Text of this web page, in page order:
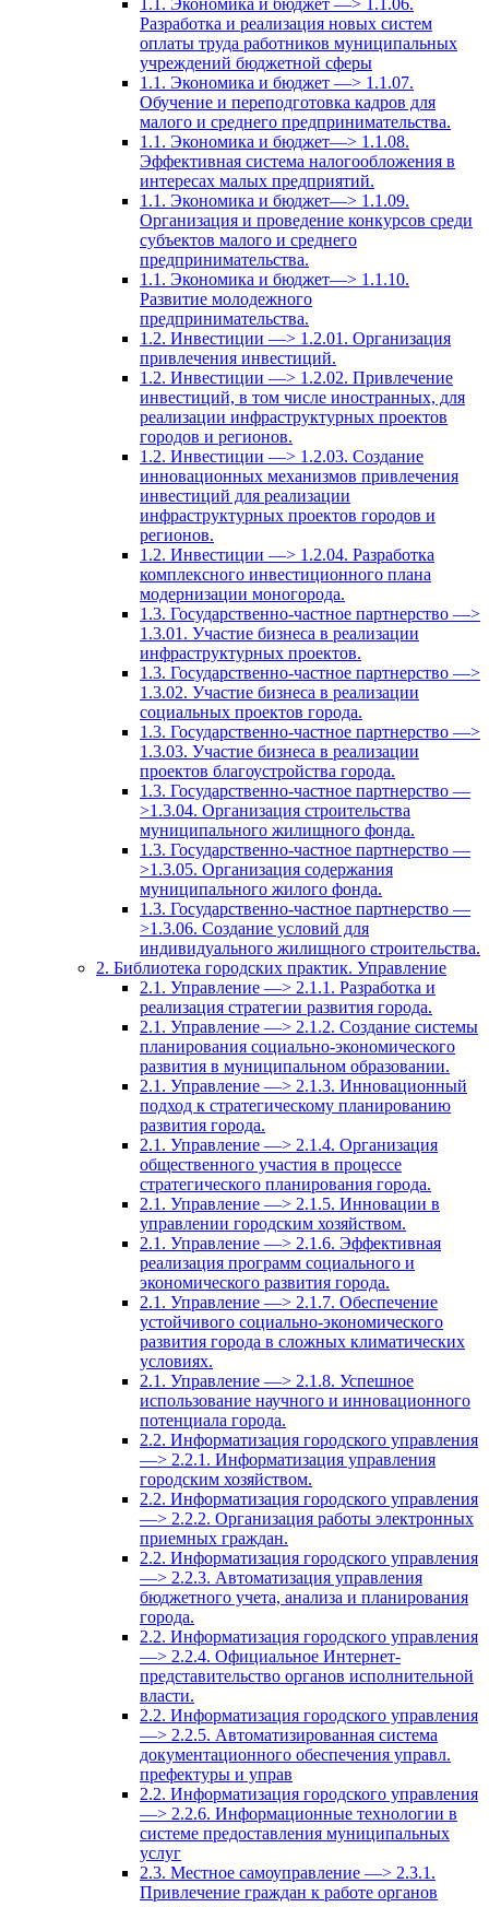
1.1. Экономика и бюджет —> 1.1.06.
Разработка и реализация новых систем
оплаты труда работников муниципальных
учреждений бюджетной сферы
1.1. Экономика и бюджет —> 1.1.07.
Обучение и переподготовка кадров для
малого и среднего предпринимательства.
1.1. Экономика и бюджет—> 1.1.08.
Эффективная система налогообложения в
интересах малых предприятий.
1.1. Экономика и бюджет—> 1.1.09.
Организация и проведение конкурсов среди
субъектов малого и среднего
предпринимательства.
1.1. Экономика и бюджет—> 1.1.10.
Развитие молодежного
предпринимательства.
1.2. Инвестиции —> 1.2.01. Организация
привлечения инвестиций.
1.2. Инвестиции —> 1.2.02. Привлечение
инвестиций, в том числе иностранных, для
реализации инфраструктурных проектов
городов и регионов.
1.2. Инвестиции —> 1.2.03. Создание
инновационных механизмов привлечения
инвестиций для реализации
инфраструктурных проектов городов и
регионов.
1.2. Инвестиции —> 1.2.04. Разработка
комплексного инвестиционного плана
модернизации моногорода.
1.3. Государственно-частное партнерство —>
1.3.01. Участие бизнеса в реализации
инфраструктурных проектов.
1.3. Государственно-частное партнерство —>
1.3.02. Участие бизнеса в реализации
социальных проектов города.
1.3. Государственно-частное партнерство —>
1.3.03. Участие бизнеса в реализации
проектов благоустройства города.
1.3. Государственно-частное партнерство —
>1.3.04. Организация строительства
муниципального жилищного фонда.
1.3. Государственно-частное партнерство —
>1.3.05. Организация содержания
муниципального жилого фонда.
1.3. Государственно-частное партнерство —
>1.3.06. Создание условий для
индивидуального жилищного строительства.
2. Библиотека городских практик. Управление
2.1. Управление —> 2.1.1. Разработка и
реализация стратегии развития города.
2.1. Управление —> 2.1.2. Создание системы
планирования социально-экономического
развития в муниципальном образовании.
2.1. Управление —> 2.1.3. Инновационный
подход к стратегическому планированию
развития города.
2.1. Управление —> 2.1.4. Организация
общественного участия в процессе
стратегического планирования города.
2.1. Управление —> 2.1.5. Инновации в
управлении городским хозяйством.
2.1. Управление —> 2.1.6. Эффективная
реализация программ социального и
экономического развития города.
2.1. Управление —> 2.1.7. Обеспечение
устойчивого социально-экономического
развития города в сложных климатических
условиях.
2.1. Управление —> 2.1.8. Успешное
использование научного и инновационного
потенциала города.
2.2. Информатизация городского управления
—> 2.2.1. Информатизация управления
городским хозяйством.
2.2. Информатизация городского управления
—> 2.2.2. Организация работы электронных
приемных граждан.
2.2. Информатизация городского управления
—> 2.2.3. Автоматизация управления
бюджетного учета, анализа и планирования
города.
2.2. Информатизация городского управления
—> 2.2.4. Официальное Интернет-
представительство органов исполнительной
власти.
2.2. Информатизация городского управления
—> 2.2.5. Автоматизированная система
документационного обеспечения управл.
префектуры и управ
2.2. Информатизация городского управления
—> 2.2.6. Информационные технологии в
системе предоставления муниципальных
услуг
2.3. Местное самоуправление —> 2.3.1.
Привлечение граждан к работе органов